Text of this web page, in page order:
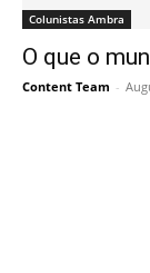
Colunistas Ambra
O que o
Content Team -